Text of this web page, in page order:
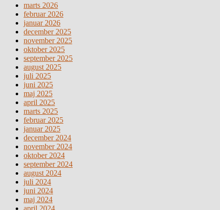
marts 2026
februar 2026
januar 2026
december 2025
november 2025
oktober 2025
september 2025
august 2025
juli 2025
juni 2025
maj 2025
april 2025
marts 2025
februar 2025
januar 2025
december 2024
november 2024
oktober 2024
september 2024
august 2024
juli 2024
juni 2024
maj 2024
april 2024